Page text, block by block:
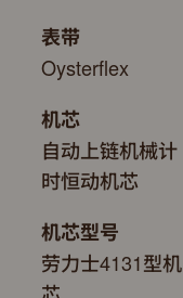
表带
Oysterflex
机芯
自动上链机械计
时恒动机芯
机芯型号
劳力士4131型机
芯